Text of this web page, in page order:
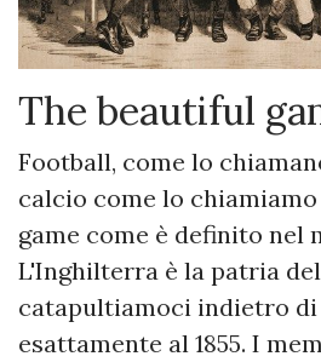
The beautiful
Football, come lo
calcio come lo
game come è definito nel
L'Inghilterra è la patria
catapultiamoci indietro
esattamente al 1855. I